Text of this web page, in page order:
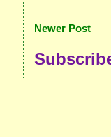
Newer Post